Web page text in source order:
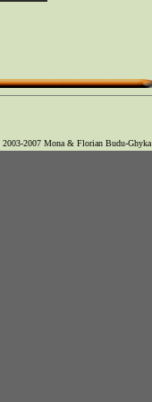
2007 Mona & Florian Budu-Ghyka